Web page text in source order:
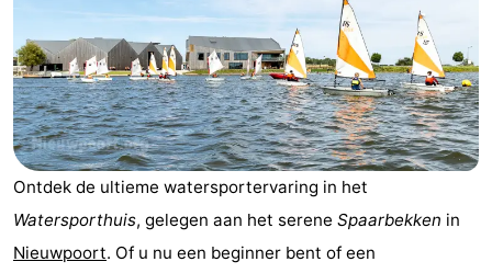
Holiday
Suites
Nieuwpoort
-
Holiday
Suites
Westende
Bed
(&
breakfasts)
Campings
Ontdek de ultieme watersportervaring in het
Watersporthuis, gelegen aan het serene Spaarbekken in
Nieuwpoort. Of u nu een beginner bent of een